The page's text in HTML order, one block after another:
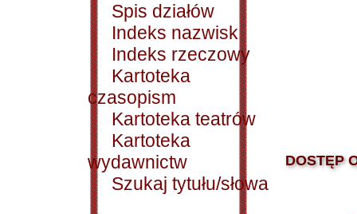
Spis działów
Indeks nazwisk
Indeks rzeczowy
Kartoteka
czasopism
Kartoteka teatrów
Kartoteka
wydawnictw
Szukaj tytułu/słowa
DOSTĘP